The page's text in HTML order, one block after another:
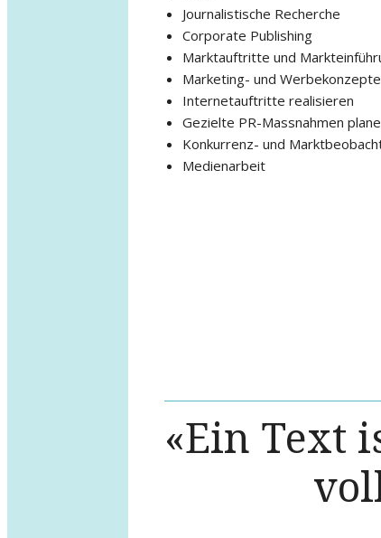
Journalistische Recherche
Corporate Publishing
Marktauftritte und
Marketing- und
Internetauftritte realisieren
Gezielte PR-Massnahmen
Konkurrenz- und
Medienarbeit
«Ein Text